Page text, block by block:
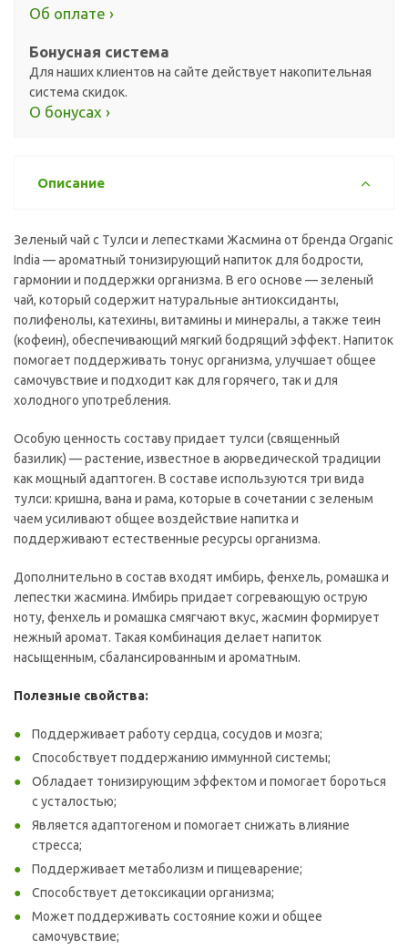
Об оплате ›
Бонусная система
Для наших клиентов на сайте действует накопительная
система скидок.
О бонусах ›
Описание
Зеленый чай с Тулси и лепестками Жасмина от бренда Organic
India — ароматный тонизирующий напиток для бодрости,
гармонии и поддержки организма. В его основе — зеленый
чай, который содержит натуральные антиоксиданты,
полифенолы, катехины, витамины и минералы, а также теин
(кофеин), обеспечивающий мягкий бодрящий эффект. Напиток
помогает поддерживать тонус организма, улучшает общее
самочувствие и подходит как для горячего, так и для
холодного употребления.
Особую ценность составу придает тулси (священный
базилик) — растение, известное в аюрведической традиции
как мощный адаптоген. В составе используются три вида
тулси: кришна, вана и рама, которые в сочетании с зеленым
чаем усиливают общее воздействие напитка и
поддерживают естественные ресурсы организма.
Дополнительно в состав входят имбирь, фенхель, ромашка и
лепестки жасмина. Имбирь придает согревающую острую
ноту, фенхель и ромашка смягчают вкус, жасмин формирует
нежный аромат. Такая комбинация делает напиток
насыщенным, сбалансированным и ароматным.
Полезные свойства:
Поддерживает работу сердца, сосудов и мозга;
Способствует поддержанию иммунной системы;
Обладает тонизирующим эффектом и помогает бороться
с усталостью;
Является адаптогеном и помогает снижать влияние
стресса;
Поддерживает метаболизм и пищеварение;
Способствует детоксикации организма;
Может поддерживать состояние кожи и общее
самочувствие;